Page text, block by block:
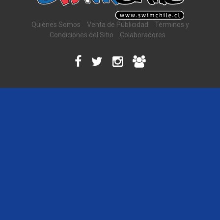
Quiénes Somos Venta de Publicidad
Términos y
Condiciones del Sitio
Colaboradores